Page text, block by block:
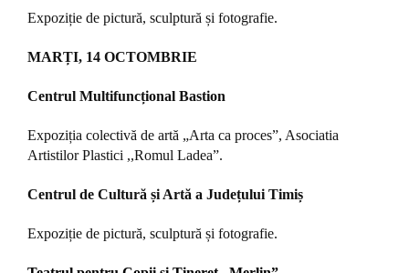
Expoziție de pictură, sculptură și fotografie.
MARȚI, 14 OCTOMBRIE
Centrul Multifuncțional Bastion
Expoziția colectivă de artă „Arta ca proces”, Asociatia
Artistilor Plastici ,,Romul Ladea”.
Centrul de Cultură și Artă a Județului Timiș
Expoziție de pictură, sculptură și fotografie.